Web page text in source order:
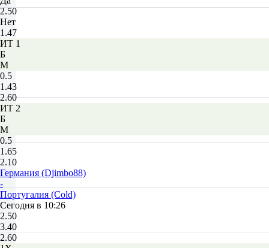
2.50
Нет
1.47
ИТ 1
Б
М
0.5
1.43
2.60
ИТ 2
Б
М
0.5
1.65
2.10
Германия (Djimbo88)
-
Португалия (Cold)
Сегодня в 10:26
2.50
3.40
2.60